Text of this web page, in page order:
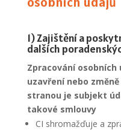
1) Zajištění a
dalších
Zpracování osobních
uzavření nebo
stranou je subjekt
takové smlouvy
CI shromažďuje a